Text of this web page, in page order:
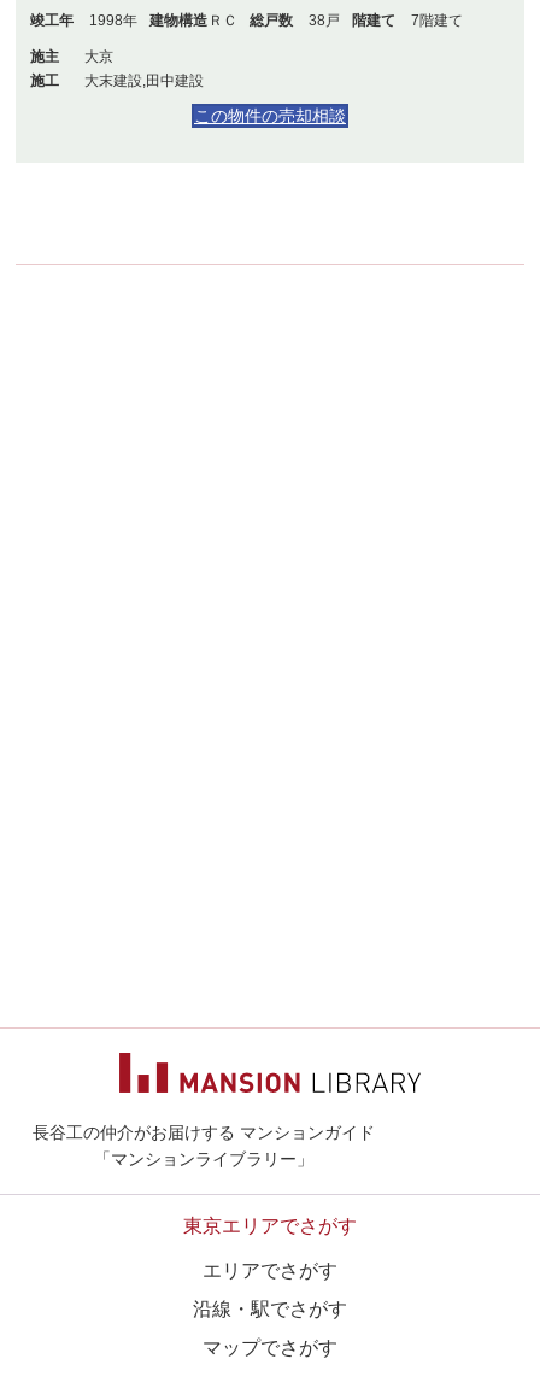
竣工年
1998年 建物構造 ＲＣ 総戸数 38戸 階建て 7階建て
施主
大京
施工
大末建設,田中建設
この物件の売却相談
長谷工の仲介がお届けする マンションガイド
「マンションライブラリー」
東京エリアでさがす
エリアでさがす
沿線・駅でさがす
マップでさがす